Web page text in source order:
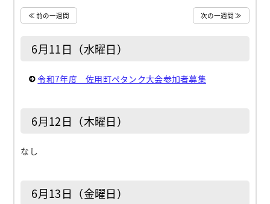
≪ 前の一週間 次の一週間 ≫
6月11日（水曜日）
令和7年度 佐用町ペタンク大会参加者募集
6月12日（木曜日）
なし
6月13日（金曜日）